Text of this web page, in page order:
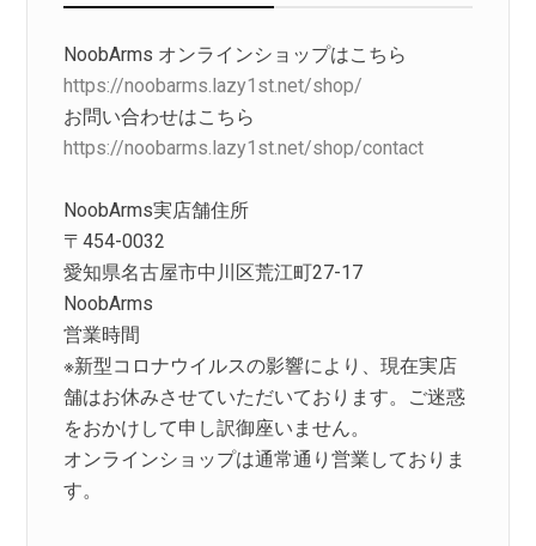
NoobArms オンラインショップはこちら
https://noobarms.lazy1st.net/shop/
お問い合わせはこちら
https://noobarms.lazy1st.net/shop/contact
NoobArms実店舗住所
〒454-0032
愛知県名古屋市中川区荒江町27-17
NoobArms
営業時間
※新型コロナウイルスの影響により、現在実店
舗はお休みさせていただいております。ご迷惑
をおかけして申し訳御座いません。
オンラインショップは通常通り営業しておりま
す。